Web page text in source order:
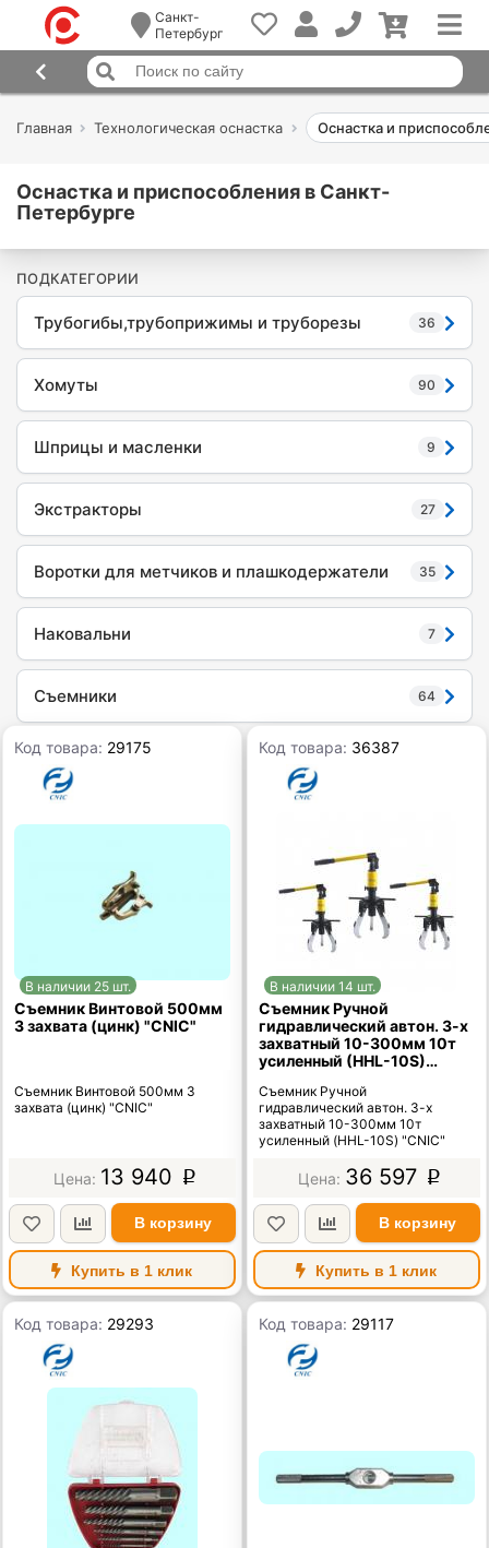
Санкт-
Петербург
Главная Технологическая оснастка Оснастка и
Оснастка и приспособления в Санкт-
Петербурге
ПОДКАТЕГОРИИ
Трубогибы,трубоприжимы и труборезы 36
Хомуты 90
Шприцы и масленки 9
Экстракторы 27
Воротки для метчиков и плашкодержатели 35
Наковальни 7
Съемники 64
Код товара: 29175
В наличии 25 шт.
Съемник Винтовой 500мм
3 захвата (цинк) "CNIC"
Съемник Винтовой 500мм 3
захвата (цинк) "CNIC"
13 940 p
В корзину
Купить в 1 клик
Код товара: 36387
В наличии 14 шт.
Съемник Ручной
гидравлический автон. 3-х
захватный 10-300мм 10т
усиленный (HHL-10S)
Съемник Ручной
гидравлический автон. 3-х
захватный 10-300мм 10т
усиленный (HHL-10S) "CNIC"
36 597 p
В корзину
Купить в 1 клик
Код товара: 29293 Код товара: 29117